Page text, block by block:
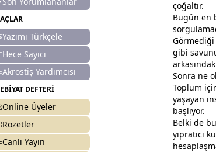
Yazımı Türkçele
Hece Sayıcı
Akrostiş Yardımcısı
DEFTERİ
Online Üyeler
Rozetler
Canlı Yayın
çoğaltır.
Bugün en
Görmediği
gibi
Sonra ne
Toplum
yaşayan
başlıyor.
Belki de
yıpratıcı